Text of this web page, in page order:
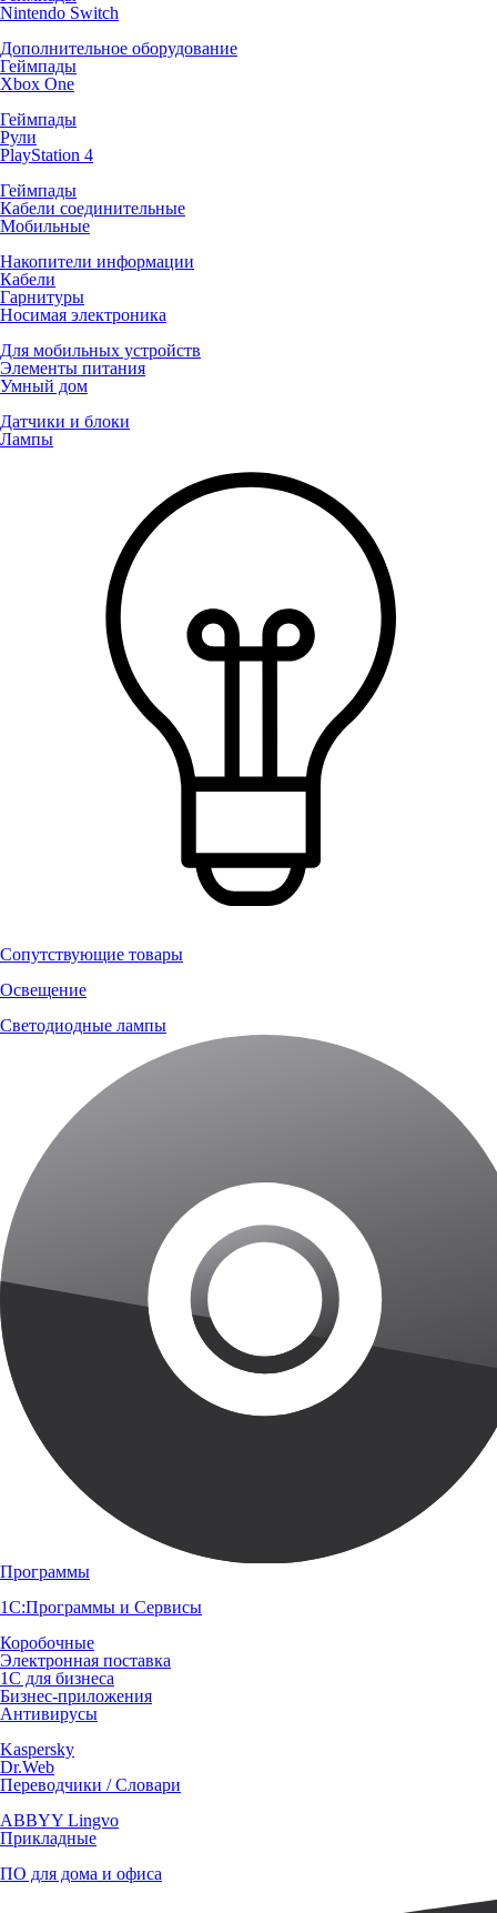
Nintendo Switch
Дополнительное оборудование
Геймпады
Xbox One
Геймпады
Рули
PlayStation 4
Геймпады
Кабели соединительные
Мобильные
Накопители информации
Кабели
Гарнитуры
Носимая электроника
Для мобильных устройств
Элементы питания
Умный дом
Датчики и блоки
Лампы
Сопутствующие товары
Освещение
Светодиодные лампы
Программы
1С:Программы и Сервисы
Коробочные
Электронная поставка
1С для бизнеса
Бизнес-приложения
Антивирусы
Kaspersky
Dr.Web
Переводчики / Словари
ABBYY Lingvo
Прикладные
ПО для дома и офиса